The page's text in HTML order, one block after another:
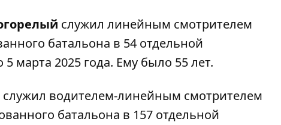
служил линейным смотрителем
батальона в 54 отдельной
марта 2025 года. Ему было 55 лет.
служил водителем-линейным смотрителем
батальона в 157 отдельной